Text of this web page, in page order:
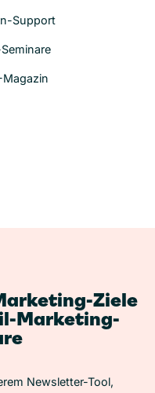
Support
Ziele
Marketing-
Newsletter-Tool,